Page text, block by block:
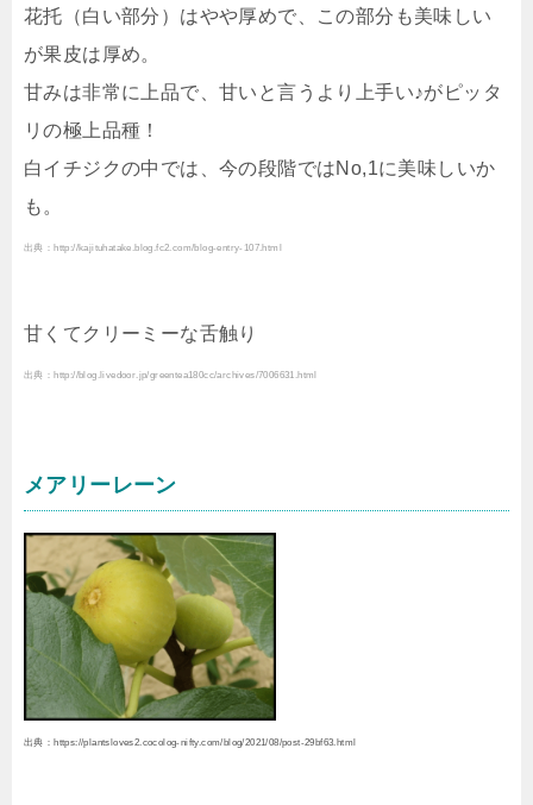
花托（白い部分）はやや厚めで、この部分も美味しい
が果皮は厚め。
甘みは非常に上品で、甘いと言うより上手い♪がピッタ
リの極上品種！
白イチジクの中では、今の段階ではNo,1に美味しいか
も。
出典：http://kajituhatake.blog.fc2.com/blog-entry-107.html
甘くてクリーミーな舌触り
出典：http://blog.livedoor.jp/greentea180cc/archives/7006631.html
メアリーレーン
出典：https://plantsloves2.cocolog-nifty.com/blog/2021/08/post-29bf63.html